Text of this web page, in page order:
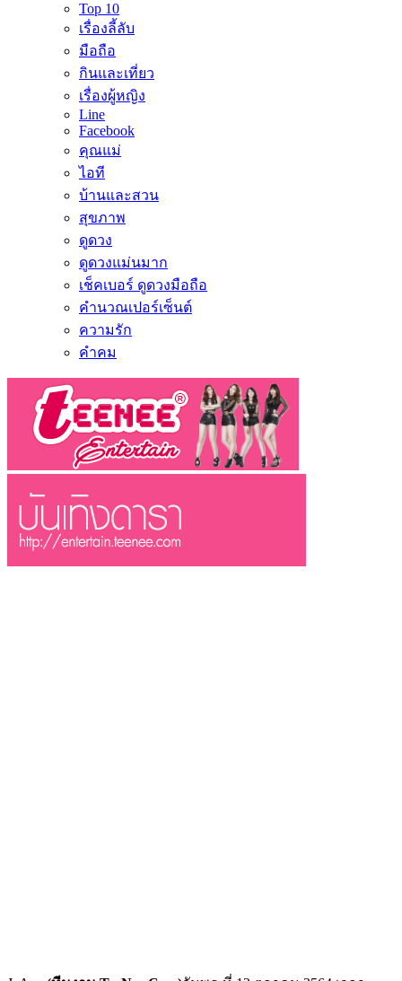
Top 10
เรื่องลี้ลับ
มือถือ
กินและเที่ยว
เรื่องผู้หญิง
Line
Facebook
คุณแม่
ไอที
บ้านและสวน
สุขภาพ
ดูดวง
ดูดวงแม่นมาก
เช็คเบอร์ ดูดวงมือถือ
คำนวณเปอร์เซ็นต์
ความรัก
คำคม